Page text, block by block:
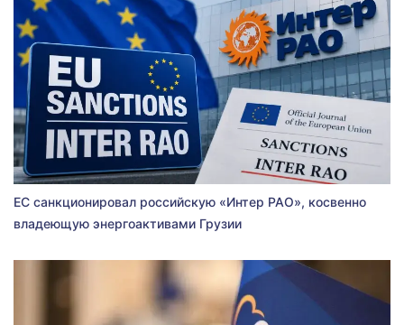
ЕС санкционировал российскую «Интер РАО», косвенно
владеющую энергоактивами Грузии